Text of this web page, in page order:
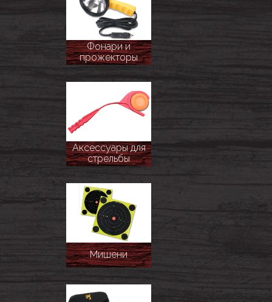
Фонари и
прожекторы
Аксессуары для
стрельбы
Мишени